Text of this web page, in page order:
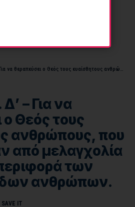
τους ευαίσθητους ανθρώπους, που αρρώστησαν από μελαγχολία από τη συμπεριφορά των σκληρόκαρδων ανθρώπων.
– Για να
Θεός τους
ανθρώπους, που
από μελαγχολία
των
ανθρώπων.